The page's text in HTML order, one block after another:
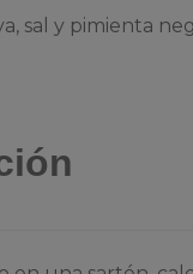
sal y pimienta